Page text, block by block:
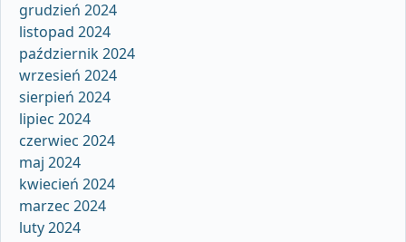
grudzień 2024
listopad 2024
październik 2024
wrzesień 2024
sierpień 2024
lipiec 2024
czerwiec 2024
maj 2024
kwiecień 2024
marzec 2024
luty 2024